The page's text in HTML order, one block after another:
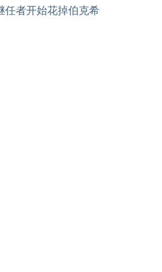
任者开始花掉伯克希